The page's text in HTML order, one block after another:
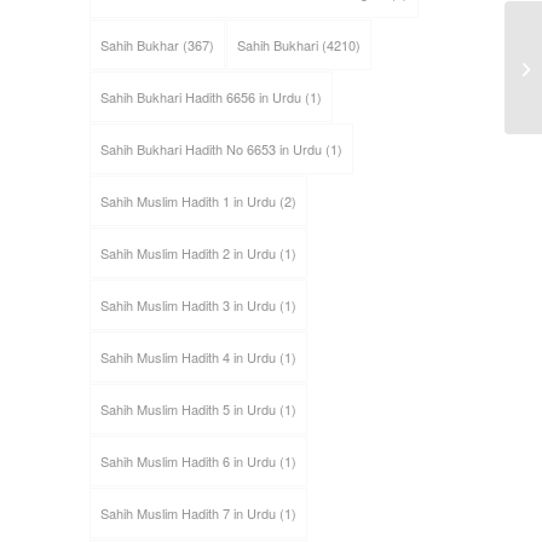
Sahih Bukhar(367) Sahih Bukhari(4210)
Sahih Bukhari Hadith 6656 in Urdu(1)
Sahih Bukhari Hadith No 6653 in Urdu(1)
Sahih Muslim Hadith 1 in Urdu(2)
Sahih Muslim Hadith 2 in Urdu(1)
Sahih Muslim Hadith 3 in Urdu(1)
Sahih Muslim Hadith 4 in Urdu(1)
Sahih Muslim Hadith 5 in Urdu(1)
Sahih Muslim Hadith 6 in Urdu(1)
Sahih Muslim Hadith 7 in Urdu(1)